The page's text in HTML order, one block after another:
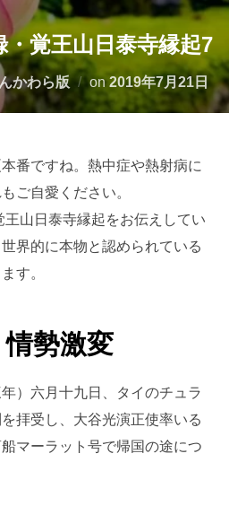
・覚王山日泰寺縁起7
かわら版 on投
稿
2019年7月21日
番ですね。熱中症や熱射病に
ご自愛ください。
山日泰寺縁起をお伝えしてい
界的に本物と認められている
す。
勢激変
）六月十九日、タイのチュラ
拝受し、大谷光演正使率いる
マーラット号で帰国の途につ